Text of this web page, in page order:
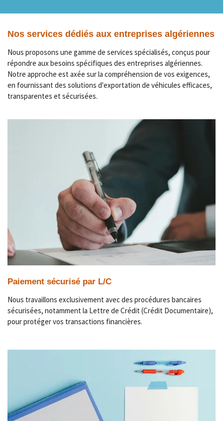
Nos services dédiés aux entreprises algériennes
Nous proposons une gamme de services spécialisés, conçus pour
répondre aux besoins spécifiques des entreprises algériennes.
Notre approche est axée sur la compréhension de vos exigences,
en fournissant des solutions d'exportation de véhicules efficaces,
transparentes et sécurisées.
Paiement sécurisé par L/C
Nous travaillons exclusivement avec des procédures bancaires
sécurisées, notamment la Lettre de Crédit (Crédit Documentaire),
pour protéger vos transactions financières.